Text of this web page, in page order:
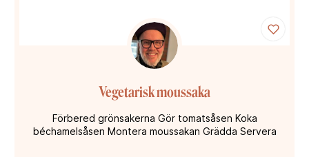
Vegetarisk moussaka
Förbered grönsakerna Gör tomatsåsen Koka
béchamelsåsen Montera moussakan Grädda Servera